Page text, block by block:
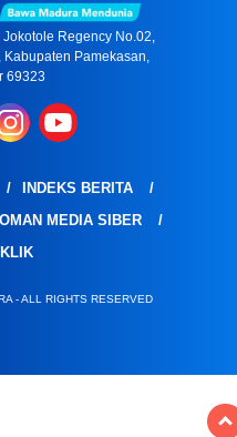
Regency No.02,
Pamekasan,
69323
INDEKS BERITA
MEDIA SIBER
- ALL RIGHTS RESERVED